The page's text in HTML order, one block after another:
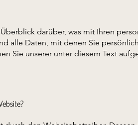
darüber, was mit Ihren
alle Daten, mit denen Sie
Sie unserer unter diesem Text